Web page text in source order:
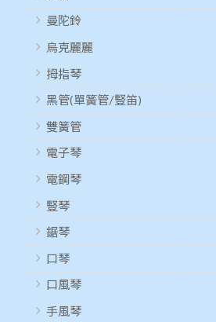
曼陀鈴
烏克麗麗
拇指琴
黑管(單簧管/豎笛)
雙簧管
電子琴
電鋼琴
豎琴
鋸琴
口琴
口風琴
手風琴